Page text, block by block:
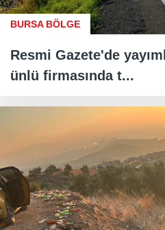
BURSA BÖLGE
Resmi Gazete'de
ünlü firmasında t...